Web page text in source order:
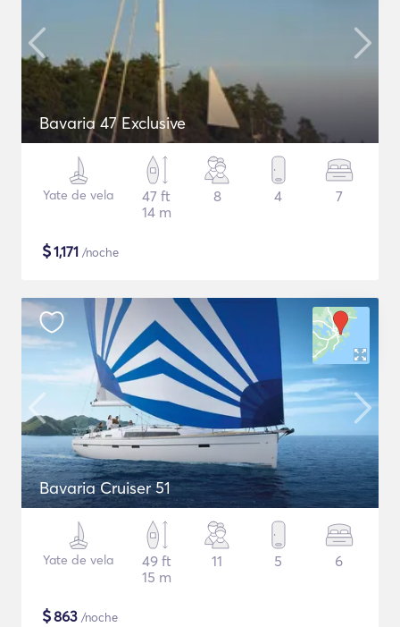
Bavaria 47 Exclusive
Yate de vela
47 ft
14 m
8 4 7
$1,171 /noche
Bavaria Cruiser 51
Yate de vela
49 ft
15 m
11 5 6
$863 /noche